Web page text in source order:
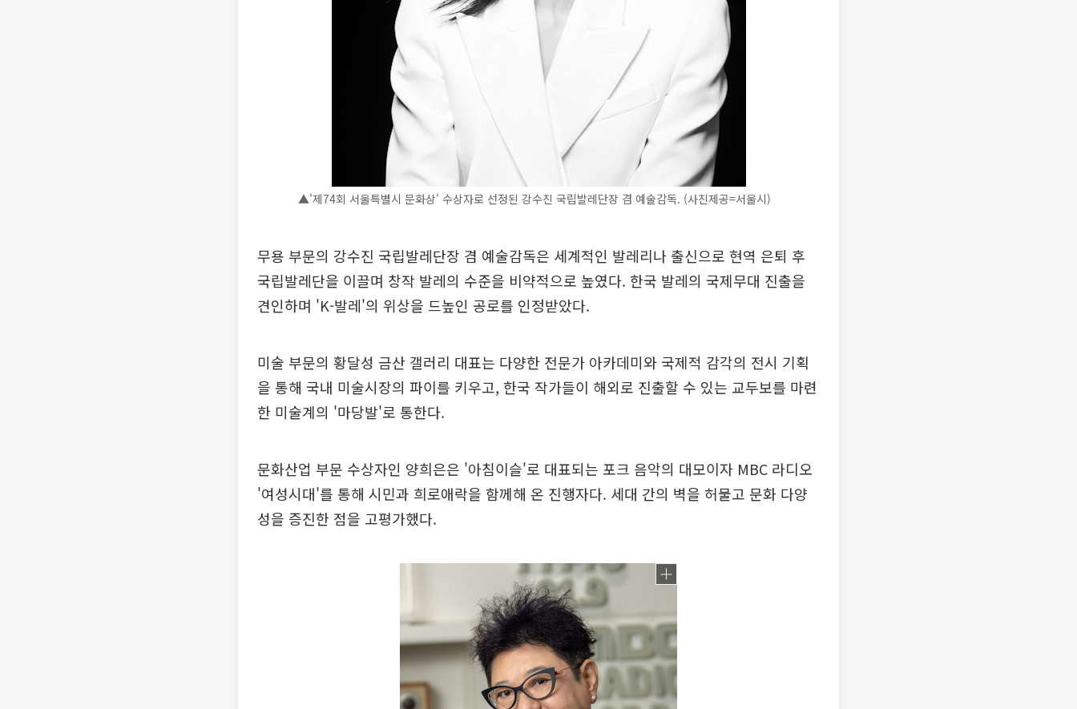
▲'제74회 서울특별시 문화상' 수상자로 선정된 강수진 국립발레단장 겸 예술감독. (사진제공=서울시)
무용 부문의 강수진 국립발레단장 겸 예술감독은 세계적인 발레리나 출신으로 현역 은퇴 후
국립발레단을 이끌며 창작 발레의 수준을 비약적으로 높였다. 한국 발레의 국제무대 진출을
견인하며 'K-발레'의 위상을 드높인 공로를 인정받았다.
미술 부문의 황달성 금산 갤러리 대표는 다양한 전문가 아카데미와 국제적 감각의 전시 기획
을 통해 국내 미술시장의 파이를 키우고, 한국 작가들이 해외로 진출할 수 있는 교두보를 마련
한 미술계의 '마당발'로 통한다.
문화산업 부문 수상자인 양희은은 '아침이슬'로 대표되는 포크 음악의 대모이자 MBC 라디오
'여성시대'를 통해 시민과 희로애락을 함께해 온 진행자다. 세대 간의 벽을 허물고 문화 다양
성을 증진한 점을 고평가했다.